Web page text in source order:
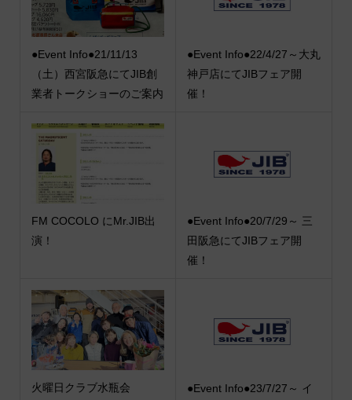
●Event Info●21/11/13
（土）西宮阪急にてJIB創
業者トークショーのご案内
●Event Info●22/4/27～大丸
神戸店にてJIBフェア開
催！
FM COCOLO にMr.JIB出
演！
●Event Info●20/7/29～ 三
田阪急にてJIBフェア開
催！
火曜日クラブ水瓶会
●Event Info●23/7/27～ イ